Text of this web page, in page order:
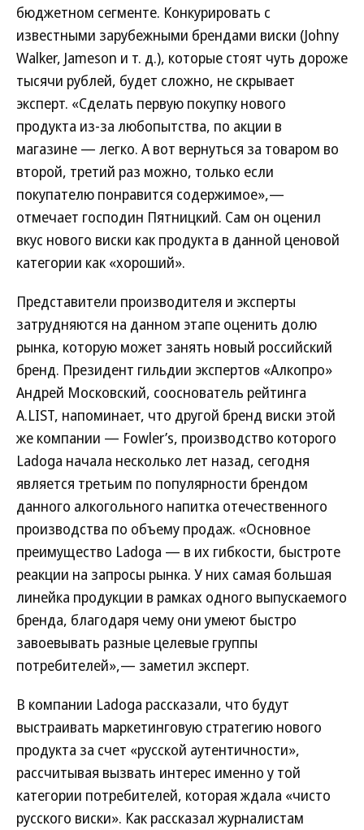
бюджетном сегменте. Конкурировать с
известными зарубежными брендами виски (Johny
Walker, Jameson и т. д.), которые стоят чуть дороже
тысячи рублей, будет сложно, не скрывает
эксперт. «Сделать первую покупку нового
продукта из-за любопытства, по акции в
магазине — легко. А вот вернуться за товаром во
второй, третий раз можно, только если
покупателю понравится содержимое»,—
отмечает господин Пятницкий. Сам он оценил
вкус нового виски как продукта в данной ценовой
категории как «хороший».
Представители производителя и эксперты
затрудняются на данном этапе оценить долю
рынка, которую может занять новый российский
бренд. Президент гильдии экспертов «Алкопро»
Андрей Московский, сооснователь рейтинга
A.LIST, напоминает, что другой бренд виски этой
же компании — Fowler’s, производство которого
Ladoga начала несколько лет назад, сегодня
является третьим по популярности брендом
данного алкогольного напитка отечественного
производства по объему продаж. «Основное
преимущество Ladoga — в их гибкости, быстроте
реакции на запросы рынка. У них самая большая
линейка продукции в рамках одного выпускаемого
бренда, благодаря чему они умеют быстро
завоевывать разные целевые группы
потребителей»,— заметил эксперт.
В компании Ladoga рассказали, что будут
выстраивать маркетинговую стратегию нового
продукта за счет «русской аутентичности»,
рассчитывая вызвать интерес именно у той
категории потребителей, которая ждала «чисто
русского виски». Как рассказал журналистам